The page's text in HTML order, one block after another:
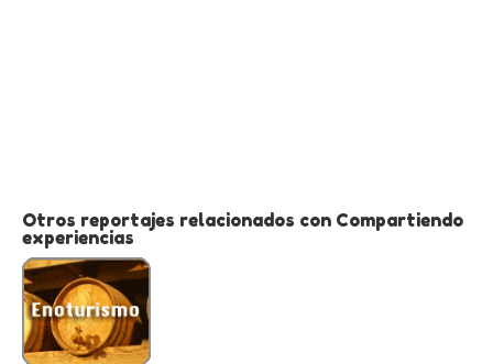
Otros reportajes relacionados con Compartiendo
experiencias